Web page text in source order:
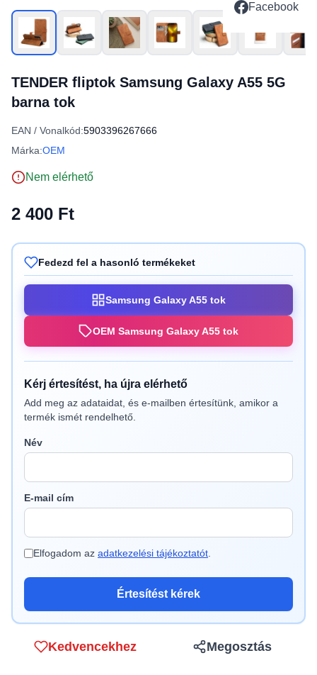
Facebook
TENDER fliptok Samsung Galaxy A55 5G
barna tok
EAN / Vonalkód:5903396267666
Márka:OEM
Nem elérhető
2 400 Ft
Fedezd fel a hasonló termékeket
Samsung Galaxy A55 tok
OEM Samsung Galaxy A55 tok
Kérj értesítést, ha újra elérhető
Add meg az adataidat, és e-mailben értesítünk, amikor a
termék ismét rendelhető.
Név
E-mail cím
Elfogadom az adatkezelési tájékoztatót
Értesítést kérek
Kedvencekhez Megosztás